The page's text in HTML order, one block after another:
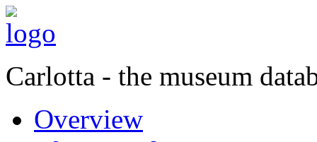
Carlotta - the museum
Overview